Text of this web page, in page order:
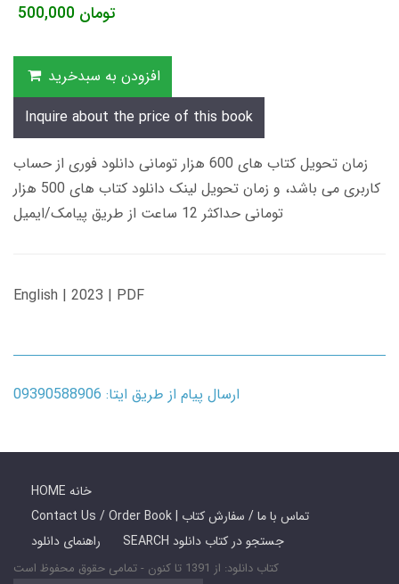
500,000 تومان
افزودن به سبدخرید
Inquire about the price of this book
زمان تحویل کتاب های 600 هزار تومانی دانلود فوری از حساب
کاربری می باشد، و زمان تحویل لینک دانلود کتاب های 500 هزار
تومانی حداکثر 12 ساعت از طریق پیامک/ایمیل
English | 2023 | PDF
ارسال پیام از طریق ایتا: 09390588906
HOME خانه
Contact Us / Order Book | تماس با ما / سفارش کتاب
راهنمای دانلود
SEARCH جستجو در کتاب دانلود
کتاب دانلود: از 1391 تا کنون - تمامی حقوق محفوظ است